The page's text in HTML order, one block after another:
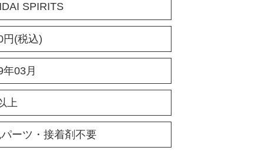
SPIRITS
円(税込)
03月
上
ーツ・接着剤不要